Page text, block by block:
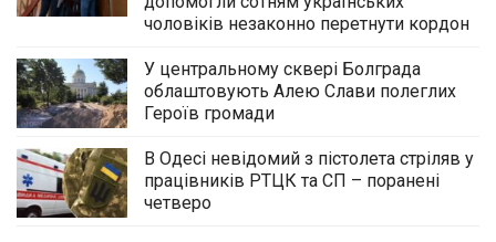
чоловіків незаконно перетнути кордон
У центральному сквері Болграда
облаштовують Алею Слави полеглих
Героїв громади
В Одесі невідомий з пістолета стріляв у
працівників РТЦК та СП – поранені
четверо